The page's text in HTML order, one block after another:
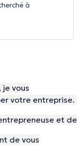
à
vous
votre entreprise.
et de
de vous